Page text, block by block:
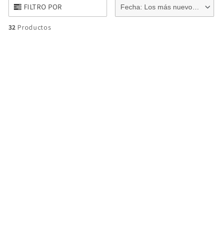
FILTRO POR
32 Productos
Fecha: Los más nuevos primero